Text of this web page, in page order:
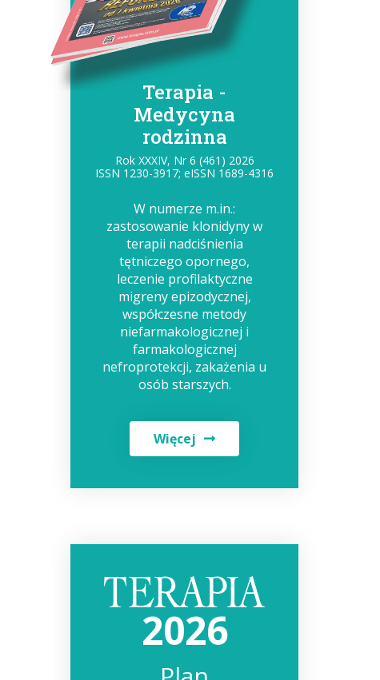
Terapia -
Medycyna
rodzinna
Rok XXXIV, Nr 6 (461) 2026
ISSN 1230-3917; eISSN 1689-4316
W numerze m.in.:
zastosowanie klonidyny w
terapii nadciśnienia
tętniczego opornego,
leczenie profilaktyczne
migreny epizodycznej,
współczesne metody
niefarmakologicznej i
farmakologicznej
nefroprotekcji, zakażenia u
osób starszych.
Więcej
2026